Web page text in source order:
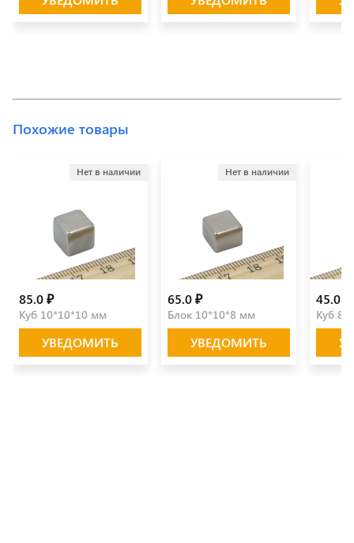
Похожие товары
Нет в наличии
85.0 ₽
Куб 10*10*10 мм
УВЕДОМИТЬ
Нет в наличии
65.0 ₽
Блок 10*10*8 мм
УВЕДОМИТЬ
45.0 ₽
Куб